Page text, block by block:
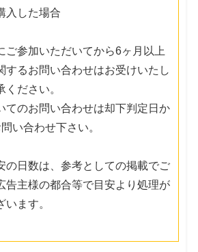
入した場合
ご参加いただいてから6ヶ月以上
するお問い合わせはお受けいたし
ださい。
てのお問い合わせは却下判定日か
い合わせ下さい。
の日数は、参考としての掲載でご
告主様の都合等で目安より処理が
ます。